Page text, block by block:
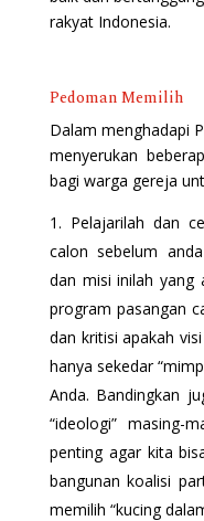
rakyat Indonesia.
Pedoman Memilih
Dalam menghadapi
menyerukan
bagi warga gereja
Pelajarilah dan
calon sebelum
dan misi inilah yang
program pasangan
dan kritisi apakah
hanya sekedar
Anda. Bandingkan
“ideologi” masing-
penting agar kita
bangunan koalisi
memilih “kucing